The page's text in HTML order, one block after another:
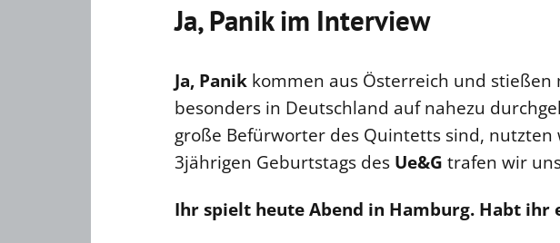
Ja, Panik im Interview
Ja, Panik kommen aus Österreich und
besonders in Deutschland auf nahezu
große Befürworter des Quintetts sind,
3jährigen Geburtstags des Ue&G trafen wir
Ihr spielt heute Abend in Hamburg. Habt ihr